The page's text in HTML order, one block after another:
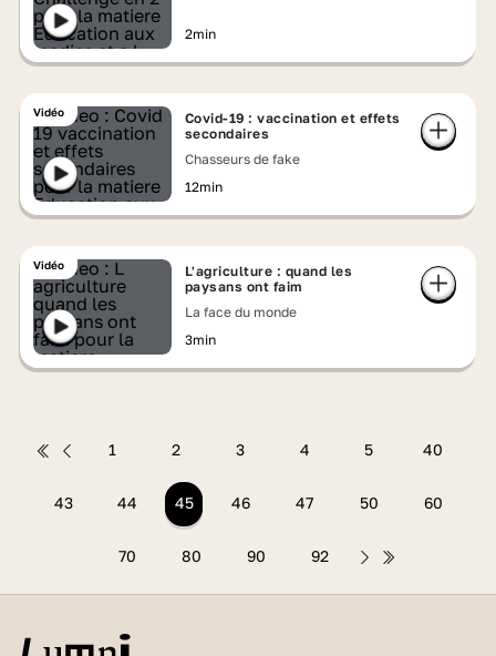
2min
Vidéo
Covid-19 : vaccination et effets
secondaires
Chasseurs de fake
12min
Vidéo
L'agriculture : quand les
paysans ont faim
La face du monde
3min
1 2 3 4 5 40
43 44 45 46 47 50 60
70 80 90 92